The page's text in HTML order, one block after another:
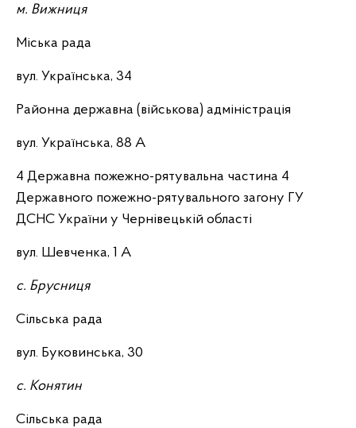
м. Вижниця
Міська рада
вул. Українська, 34
Районна державна (військова) адміністрація
вул. Українська, 88 А
4 Державна пожежно-рятувальна частина 4
Державного пожежно-рятувального загону ГУ
ДСНС України у Чернівецькій області
вул. Шевченка, 1 А
с. Брусниця
Сільська рада
вул. Буковинська, 30
с. Конятин
Сільська рада